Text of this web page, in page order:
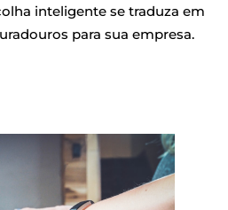
inteligente se traduza em
para sua empresa.